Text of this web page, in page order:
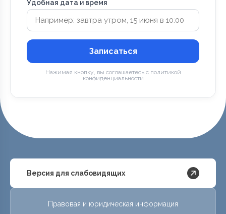
Удобная дата и время
Записаться
Нажимая кнопку, вы соглашаетесь с политикой
конфиденциальности
Версия для слабовидящих
Правовая и юридическая информация